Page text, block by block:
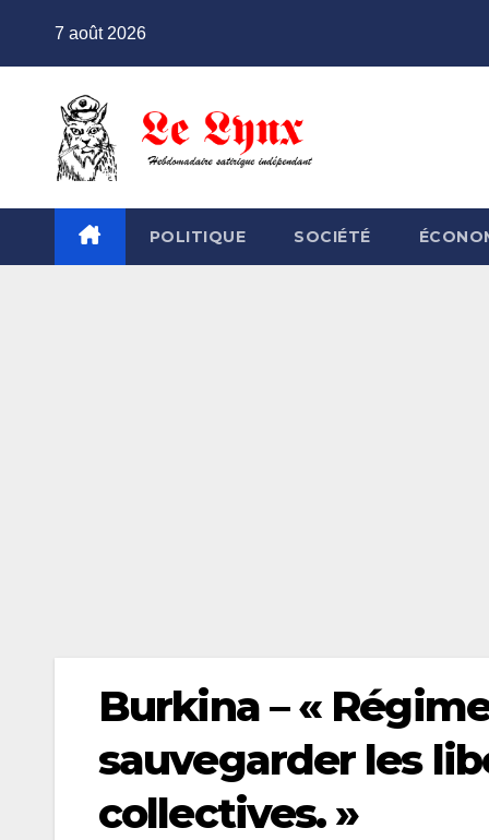
7 août 2026
POLITIQUE SOCIÉTÉ
Burkina – «
sauvegarder les
collectives. »